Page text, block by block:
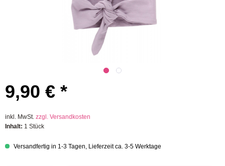
9,90 € *
inkl. MwSt. zzgl. Versandkosten
Inhalt: 1 Stück
Versandfertig in 1-3 Tagen, Lieferzeit ca. 3-5 Werktage